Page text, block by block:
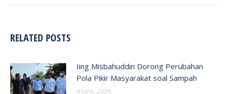
RELATED POSTS
Iing Misbahuddin Dorong Perubahan
Pola Pikir Masyarakat soal Sampah
9 June, 2026